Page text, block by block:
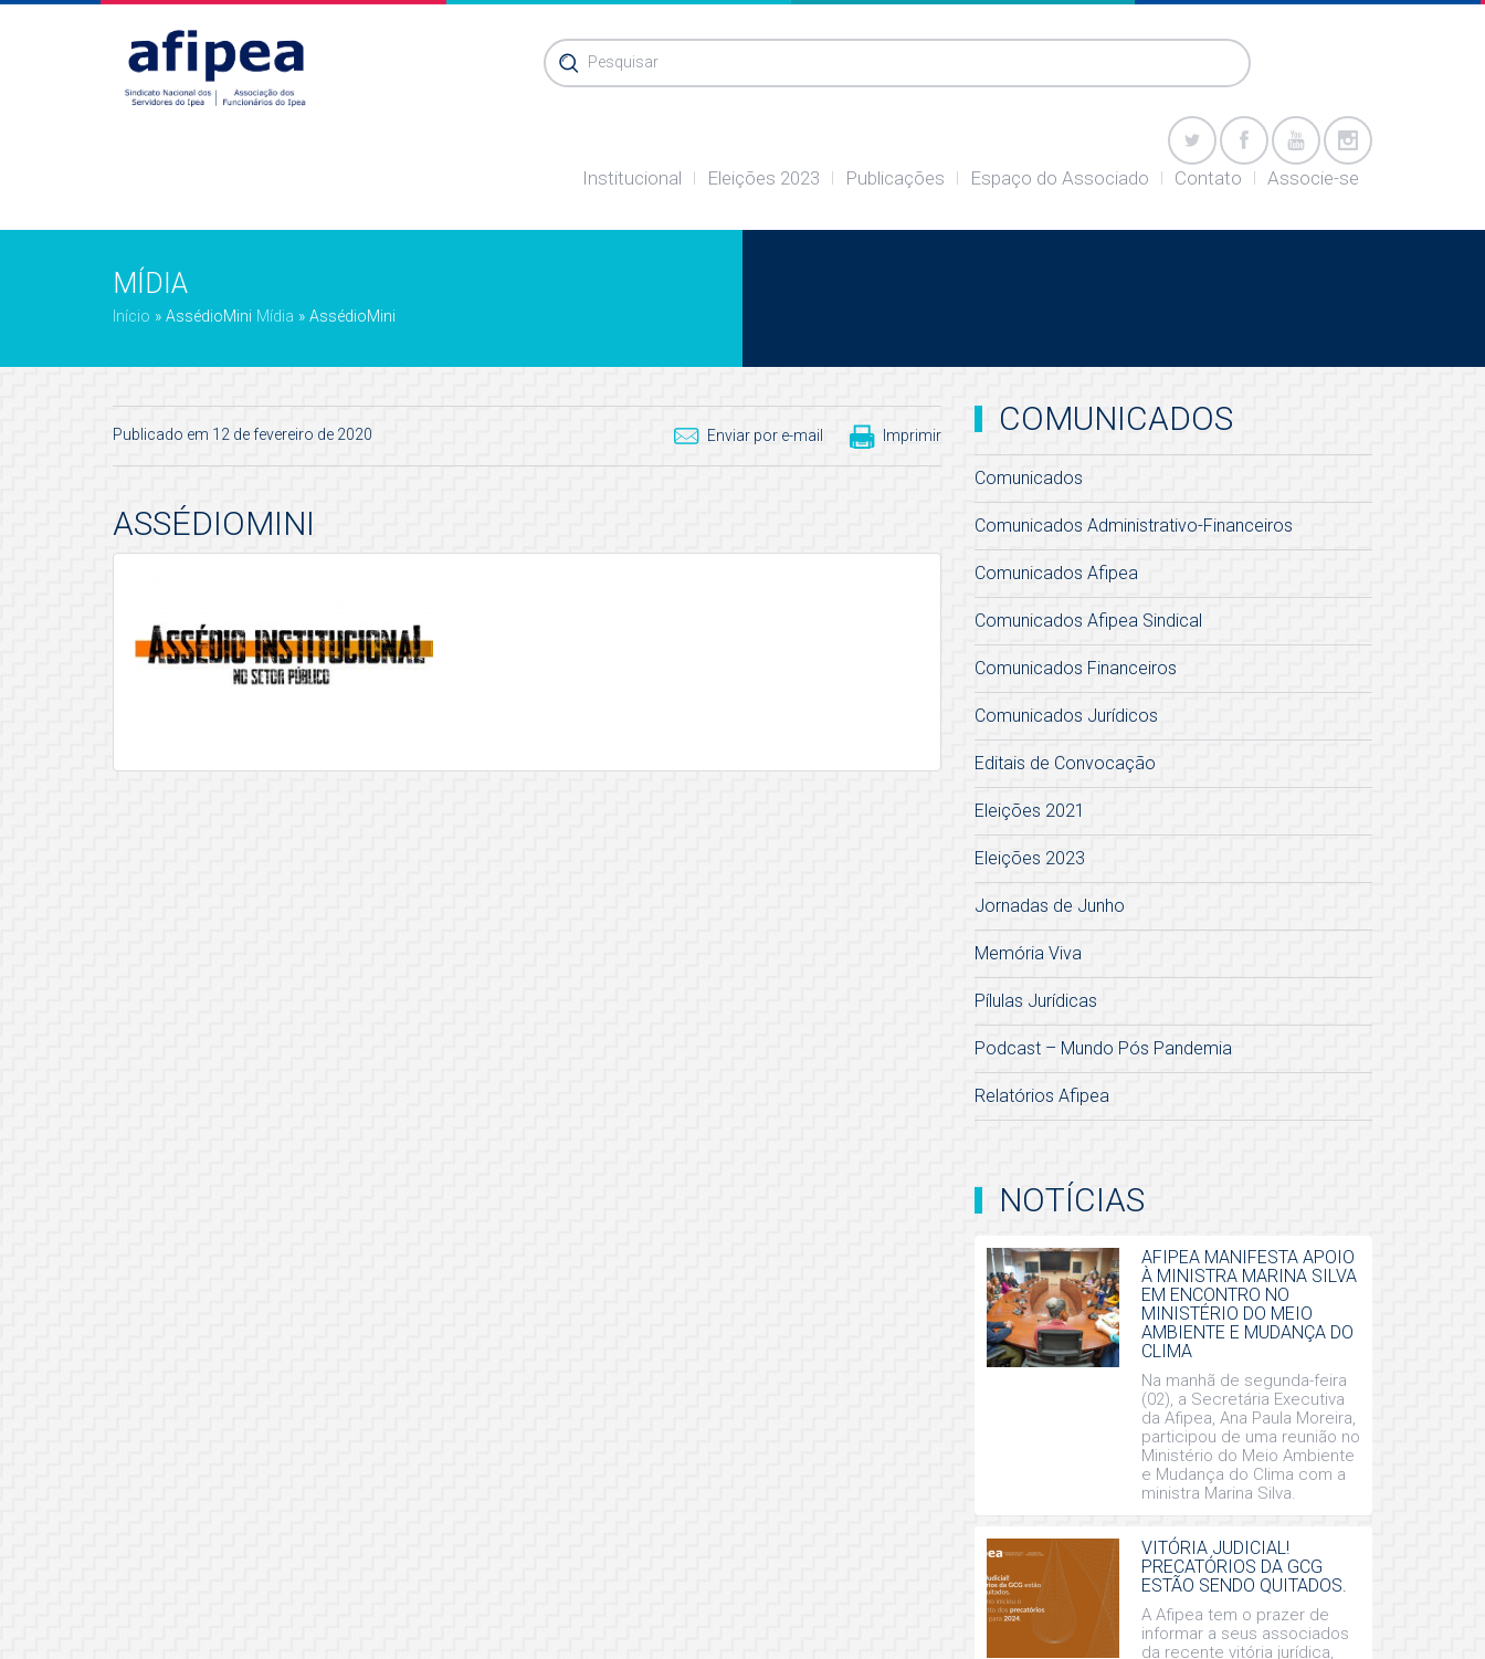
Pesquisar
Institucional Eleições 2023 Publicações Espaço do Associado Contato Associe-se
MÍDIA
Início » AssédioMini Mídia » AssédioMini
Publicado em 12 de fevereiro de 2020 Enviar por e-mail Imprimir
ASSÉDIOMINI
COMUNICADOS
Comunicados
Comunicados Administrativo-Financeiros
Comunicados Afipea
Comunicados Afipea Sindical
Comunicados Financeiros
Comunicados Jurídicos
Editais de Convocação
Eleições 2021
Eleições 2023
Jornadas de Junho
Memória Viva
Pílulas Jurídicas
Podcast – Mundo Pós Pandemia
Relatórios Afipea
NOTÍCIAS
AFIPEA MANIFESTA APOIO
À MINISTRA MARINA SILVA
EM ENCONTRO NO
MINISTÉRIO DO MEIO
AMBIENTE E MUDANÇA DO
CLIMA
Na manhã de segunda-feira
(02), a Secretária Executiva
da Afipea, Ana Paula Moreira,
participou de uma reunião no
Ministério do Meio Ambiente
e Mudança do Clima com a
ministra Marina Silva.
VITÓRIA JUDICIAL!
PRECATÓRIOS DA GCG
ESTÃO SENDO QUITADOS.
A Afipea tem o prazer de
informar a seus associados
da recente vitória jurídica,